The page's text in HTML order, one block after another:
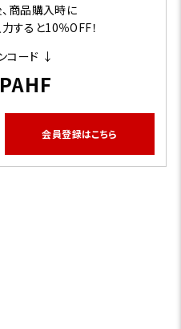
商品購入時に
すると10％OFF！
コード ↓
会員登録はこちら